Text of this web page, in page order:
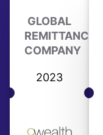
GLOBAL
REMITTANCE
COMPANY
2023